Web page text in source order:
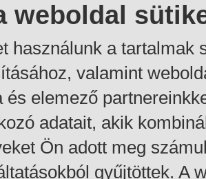
weboldal
használunk a tartalmak
valamint
és elemező
adatait, akik
Ön adott meg
gyűjtöttek. A